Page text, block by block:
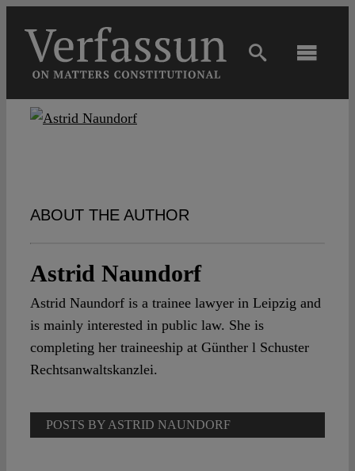
content
Main
Authors
ABOUT THE AUTHOR
Astrid Naundorf
Astrid Naundorf is a trainee lawyer in Leipzig and
is mainly interested in public law. She is
completing her traineeship at Günther l Schuster
Rechtsanwaltskanzlei.
POSTS BY ASTRID NAUNDORF